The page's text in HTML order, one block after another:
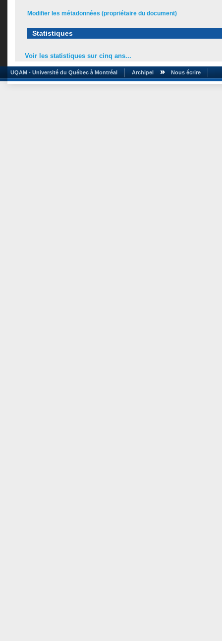
Modifier les métadonnées (propriétaire du document)
Statistiques
Voir les statistiques sur cinq ans...
UQAM - Université du Québec à Montréal Archipel Nous écrire